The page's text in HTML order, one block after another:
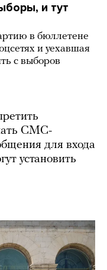
и тут
в бюллетене
и уехавшая
с выборов
СМС-
для входа
установить